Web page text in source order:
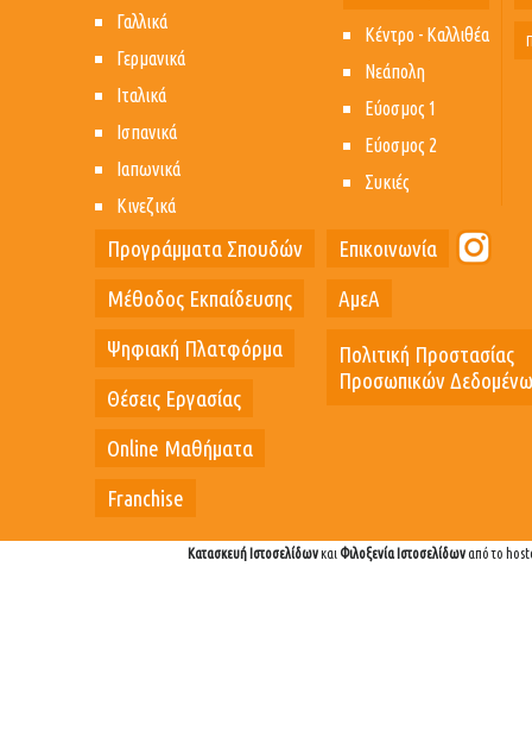
Γαλλικά
Γερμανικά
Ιταλικά
Ισπανικά
Ιαπωνικά
Κινεζικά
Κέντρο - Καλλιθέα
Νεάπολη
Εύοσμος 1
Εύοσμος 2
Συκιές
Προγράμματα Σπουδών
Μέθοδος Εκπαίδευσης
Ψηφιακή Πλατφόρμα
Θέσεις Εργασίας
Online Μαθήματα
Franchise
Επικοινωνία
ΑμεΑ
Πολιτική Προστασίας
Προσωπικών
Κατασκευή Ιστοσελίδωνκαι Φιλοξενία Ιστοσελίδωναπό το